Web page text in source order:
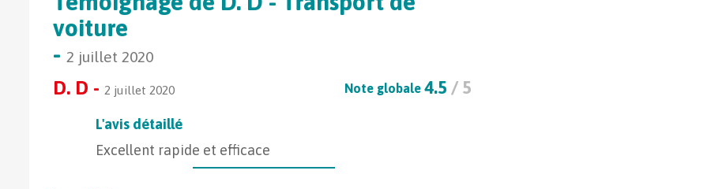
voiture
- 2 juillet 2020
D. D - 2 juillet 2020 Note globale 4.5 / 5
L'avis détaillé
Excellent rapide et efficace